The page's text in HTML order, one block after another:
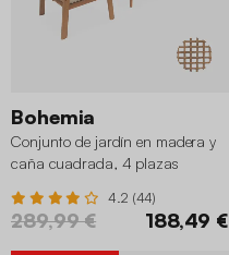
Bohemia
Conjunto de jardín en madera y
caña cuadrada, 4 plazas
4.2 (44)
289,99 € 188,49 €